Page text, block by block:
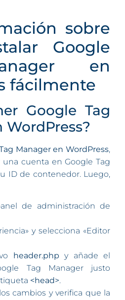
sobre
Google
en
fácilmente
Google Tag
WordPress?
Manager en WordPress,
cuenta en Google Tag
ID de contenedor. Luego,
de administración de
y selecciona «Editor
header.php y añade el
Tag Manager justo
<head>.
cambios y verifica que la